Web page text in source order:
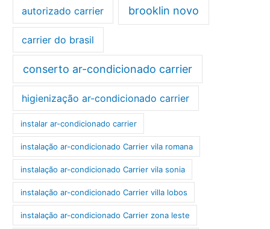
autorizado carrier brooklin novo
carrier do brasil
conserto ar-condicionado carrier
higienização ar-condicionado carrier
instalar ar-condicionado carrier
instalação ar-condicionado Carrier vila romana
instalação ar-condicionado Carrier vila sonia
instalação ar-condicionado Carrier villa lobos
instalação ar-condicionado Carrier zona leste